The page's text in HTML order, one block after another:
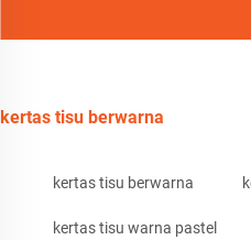
kertas tisu berwarna
kertas tisu berwarna
kertas tisu warna pastel